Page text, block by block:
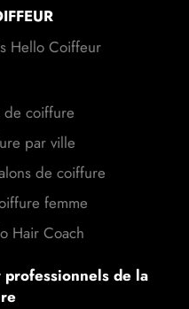
Hello Coiffeur
de coiffure
par ville
de coiffure
femme
Hair Coach
de la